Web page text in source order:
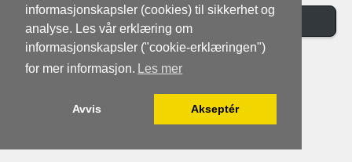
informasjonskapsler (cookies) til sikkerhet og
analyse. Les vår erklæring om
informasjonskapsler ("cookie-erklæringen")
for mer informasjon. Les mer
Avvis Akseptér
Switch to Desktop Version